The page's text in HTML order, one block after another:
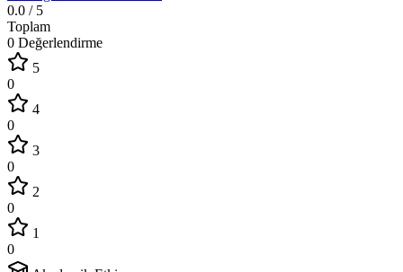
0.0 / 5
Toplam
0 Değerlendirme
5
0
4
0
3
0
2
0
1
0